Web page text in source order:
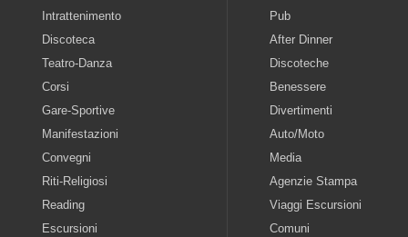
Intrattenimento
Discoteca
Teatro-Danza
Corsi
Gare-Sportive
Manifestazioni
Convegni
Riti-Religiosi
Reading
Escursioni
Pub
After Dinner
Discoteche
Benessere
Divertimenti
Auto/Moto
Media
Agenzie Stampa
Viaggi Escursioni
Comuni